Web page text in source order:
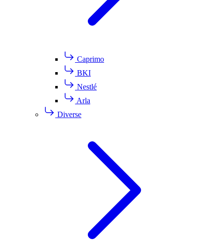
Caprimo
BKI
Nestlé
Arla
Diverse